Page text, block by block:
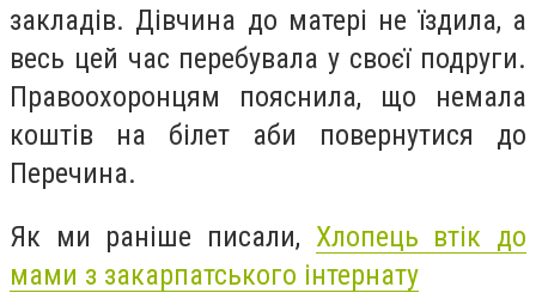
закладів. Дівчина до матері не їздила, а
весь цей час перебувала у своєї подруги.
Правоохоронцям пояснила, що немала
коштів на білет аби повернутися до
Перечина.
Як ми раніше писали, Хлопець втік до
мами з закарпатського інтернату